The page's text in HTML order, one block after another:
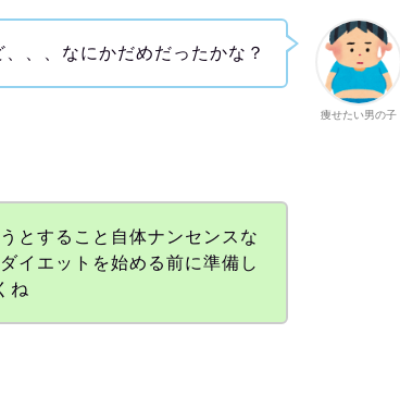
痩せたい男の子
、、、なにかだめだったかな？
とすること自体ナンセンスな
イエットを始める前に準備し
ね